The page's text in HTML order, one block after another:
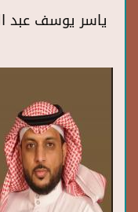
ياسر يوسف عبد